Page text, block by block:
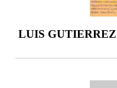
LUIS GUTIERREZ